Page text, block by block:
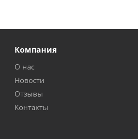
Компания
О нас
Новости
Отзывы
Контакты